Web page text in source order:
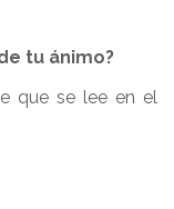
tu ánimo?
que se lee en el